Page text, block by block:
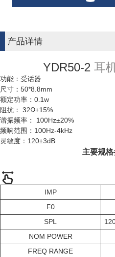
产品详情
YDR50-2 耳
功能：受话器
尺寸：50*8.8mm
额定功率：0.1w
阻抗： 32Ω±15%
谐振频率： 100Hz±20%
频响范围：100Hz-4kHz
灵敏度：120±3dB
主要规格
IMP
F0
SPL
NOM POWER
FREQ RANGE